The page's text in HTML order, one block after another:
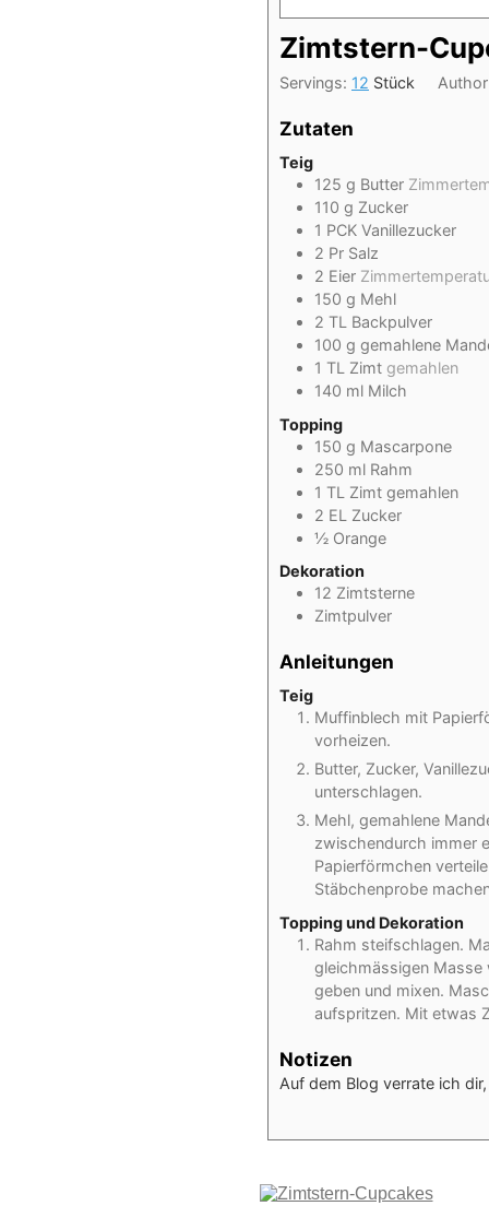
Zimtstern-
Servings: 12 Stück
Zutaten
Teig
125 g Butter
110 g Zucker
1 PCK Vanillezucker
2 Pr Salz
2 Eier
150 g Mehl
2 TL Backpulver
100 g gemahlene
1 TL Zimt gemahlen
140 ml Milch
Topping
150 g Mascarpone
250 ml Rahm
1 TL Zimt gemahlen
2 EL Zucker
½ Orange
Dekoration
12 Zimtsterne
Zimtpulver
Anleitungen
Teig
Muffinblech mit
vorheizen.
Butter, Zucker,
unterschlagen.
Mehl, gemahlene
zwischendurch immer
Papierförmchen
Stäbchenprobe
Topping und Dekoration
Rahm steifschlagen.
gleichmässigen Masse
geben und mixen.
aufspritzen. Mit etwas
Notizen
Auf dem Blog verrate ich